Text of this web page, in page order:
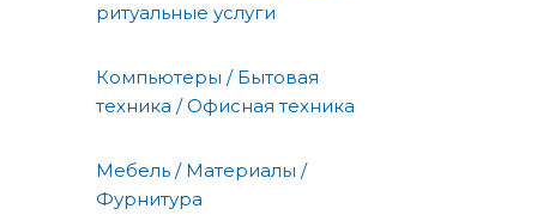
ритуальные услуги
Компьютеры / Бытовая
техника / Офисная техника
Мебель / Материалы /
Фурнитура